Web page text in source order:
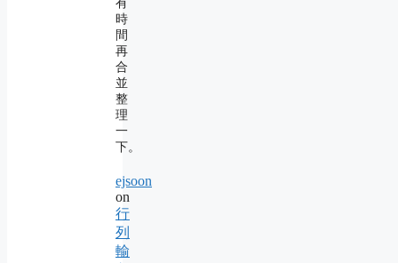
有
時
間
再
合
並
整
理
一
下。
ejsoon
on
行
列
輸